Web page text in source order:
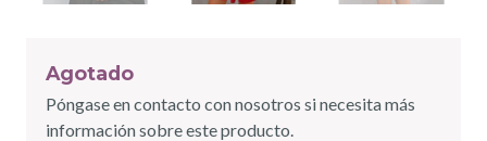
Agotado
Póngase en contacto con nosotros si necesita más
información sobre este producto.